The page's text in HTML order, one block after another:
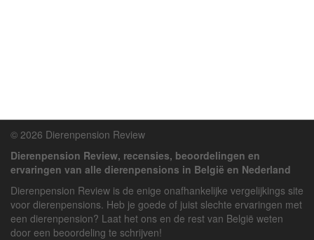
© 2026 Dierenpension Review
Dierenpension Review, recensies, beoordelingen en
ervaringen van alle dierenpensions in België en Nederland
Dierenpension Review is de enige onafhankelijke vergelijkings site
voor dierenpensions. Heb je goede of juist slechte ervaringen met
een dierenpension? Laat het ons en de rest van België weten
door een beoordeling te schrijven!